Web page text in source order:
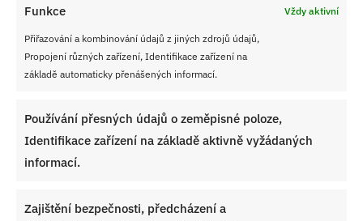
Funkce Vždy aktivní
Přiřazování a kombinování údajů z jiných zdrojů údajů,
Propojení různých zařízení, Identifikace zařízení na
základě automaticky přenášených informací.
Používání přesných údajů o zeměpisné poloze,
Identifikace zařízení na základě aktivně vyžádaných
informací.
Zajištění bezpečnosti, předcházení a
Medové řezy s máslovým krémem a
čokoládovou polevou podle starého
rodinného receptu: Jak na ně, aby